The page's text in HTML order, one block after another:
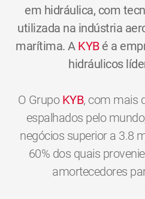
em hidráulica, com
utilizada na indústria
marítima. A KYBé a
hidráulicos
O Grupo KYB, com mais
espalhados pelo
negócios superior a 3.8
60% dos quais
amortecedores